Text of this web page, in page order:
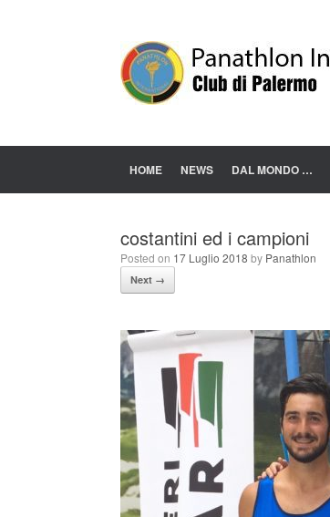
HOME NEWS DAL MONDO …
costantini ed i campioni
Posted on 17 Luglio 2018 by Panathlon
Next →